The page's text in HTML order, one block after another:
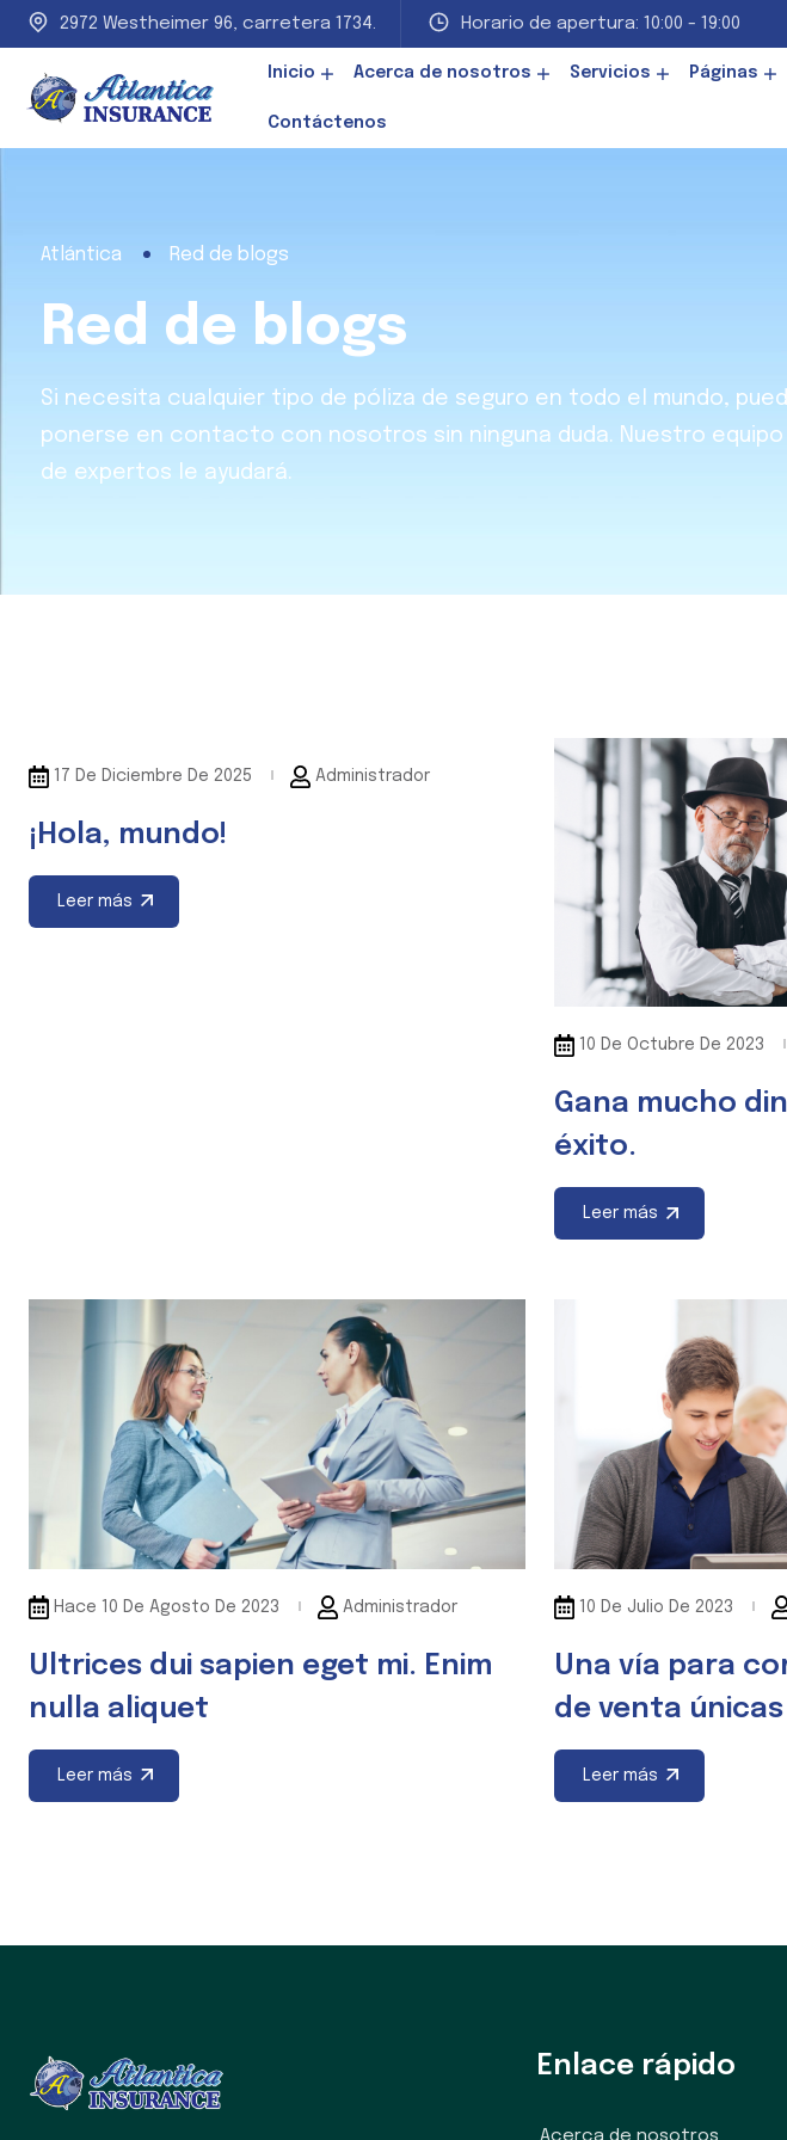
2972 Westheimer 96, carretera 1734. Horario de apertura: 10:00 - 19:00
Inicio Acerca de nosotros Servicios Páginas
Contáctenos
Atlántica Red de blogs
Red de blogs
Si necesita cualquier tipo de póliza de seguro en todo el mundo,
ponerse en contacto con nosotros sin ninguna duda. Nuestro equipo
de expertos le ayudará.
17 De Diciembre De 2025 Administrador
¡Hola, mundo!
Leer más
10 De Octubre De 2023
Gana mucho
éxito.
Leer más
Hace 10 De Agosto De 2023 Administrador
Ultrices dui sapien eget mi. Enim
nulla aliquet
Leer más
10 De Julio De 2023
Una vía para
de venta únicas
Leer más
Enlace rápido
Acerca de nosotros